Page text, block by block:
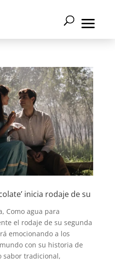
inicia rodaje de su
Como agua para
el rodaje de su segunda
emocionando a los
con su historia de
sabor tradicional,